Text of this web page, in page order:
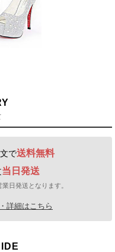
で送料無料
当日発送
日発送となります。
詳細はこちら